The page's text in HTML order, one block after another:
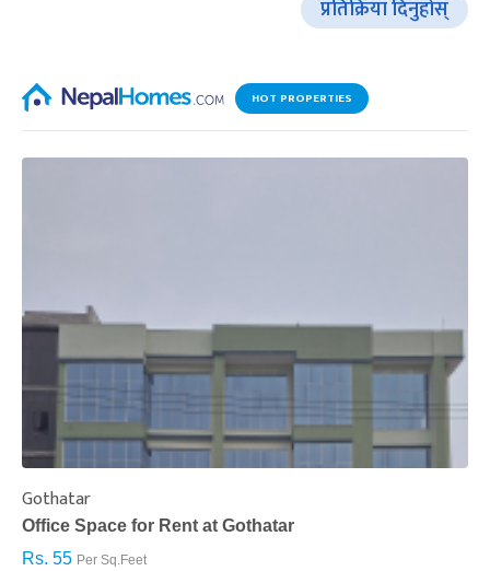
प्रतिक्रिया दिनुहोस्
HOT PROPERTIES
Gothatar
Office Space for Rent at Gothatar
Rs. 55 Per Sq.Feet